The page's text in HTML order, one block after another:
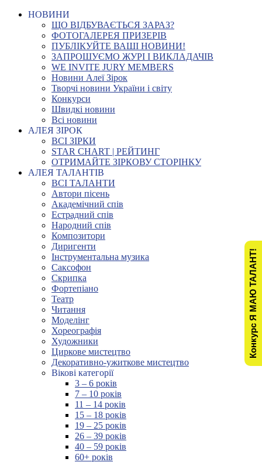
НОВИНИ
ЩО ВІДБУВАЄТЬСЯ ЗАРАЗ?
ФОТОГАЛЕРЕЯ ПРИЗЕРІВ
ПУБЛІКУЙТЕ ВАШІ НОВИНИ!
ЗАПРОШУЄМО ЖУРІ І ВИКЛАДАЧІВ
WE INVITE JURY MEMBERS
Новини Алеї Зірок
Творчі новини України і світу
Конкурси
Швидкі новини
Всі новини
АЛЕЯ ЗІРОК
ВСІ ЗІРКИ
STAR CHART | РЕЙТИНГ
ОТРИМАЙТЕ ЗІРКОВУ СТОРІНКУ
АЛЕЯ ТАЛАНТІВ
ВСІ ТАЛАНТИ
Автори пісень
Академічний спів
Естрадний спів
Народний спів
Композитори
Диригенти
Інструментальна музика
Саксофон
Скрипка
Фортепіано
Театр
Читання
Моделінг
Хореографія
Художники
Циркове мистецтво
Декоративно-ужиткове мистецтво
Вікові категорії
3 – 6 років
7 – 10 років
11 – 14 років
15 – 18 років
19 – 25 років
26 – 39 років
40 – 59 років
60+ років
Конкурс Я МАЮ ТАЛАНТ!